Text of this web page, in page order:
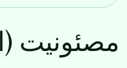
مصئونیت